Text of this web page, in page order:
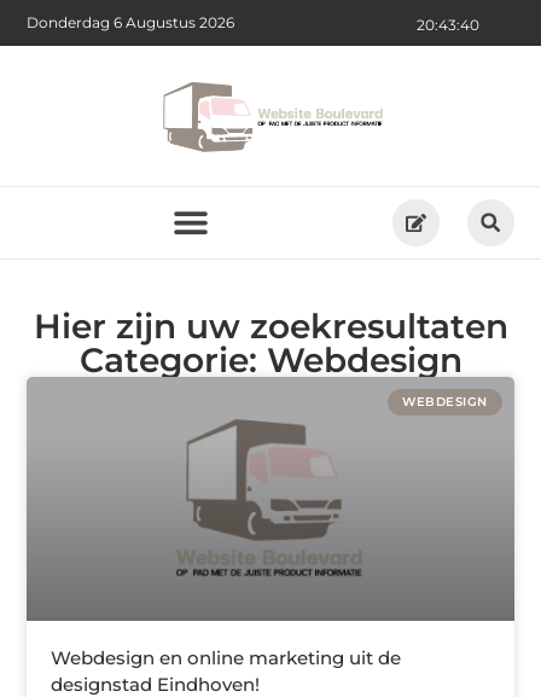
20:43:40
Donderdag 6 Augustus 2026
Hier zijn uw zoekresultaten
Categorie: Webdesign
WEBDESIGN
Webdesign en online marketing uit de
designstad Eindhoven!